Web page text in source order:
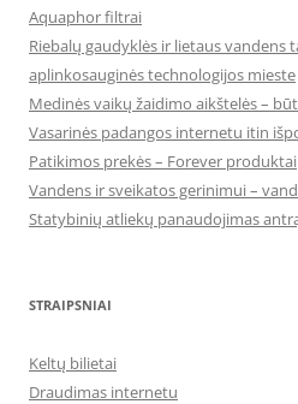
Aquaphor filtrai
Riebalų gaudyklės ir lietaus vandens
aplinkosauginės technologijos mieste
Medinės vaikų žaidimo aikštelės –
Vasarinės padangos internetu itin
Patikimos prekės – Forever produktai
Vandens ir sveikatos gerinimui –
Statybinių atliekų panaudojimas
STRAIPSNIAI
Keltų bilietai
Draudimas internetu